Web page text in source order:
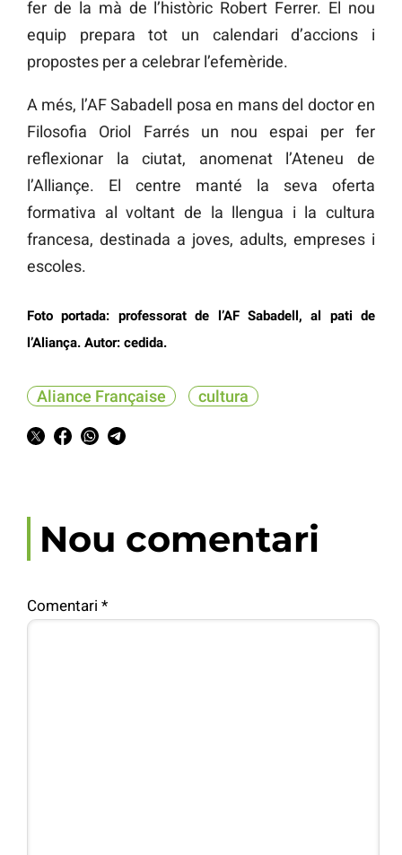
fer de la mà de l’històric Robert Ferrer. El nou
equip prepara tot un calendari d’accions i
propostes per a celebrar l’efemèride.
A més, l’AF Sabadell posa en mans del doctor en
Filosofia Oriol Farrés un nou espai per fer
reflexionar la ciutat, anomenat l’Ateneu de
l’Alliançe. El centre manté la seva oferta
formativa al voltant de la llengua i la cultura
francesa, destinada a joves, adults, empreses i
escoles.
Foto portada: professorat de l’AF Sabadell, al pati de
l’Aliança. Autor: cedida.
Aliance Française cultura
Nou comentari
Comentari *